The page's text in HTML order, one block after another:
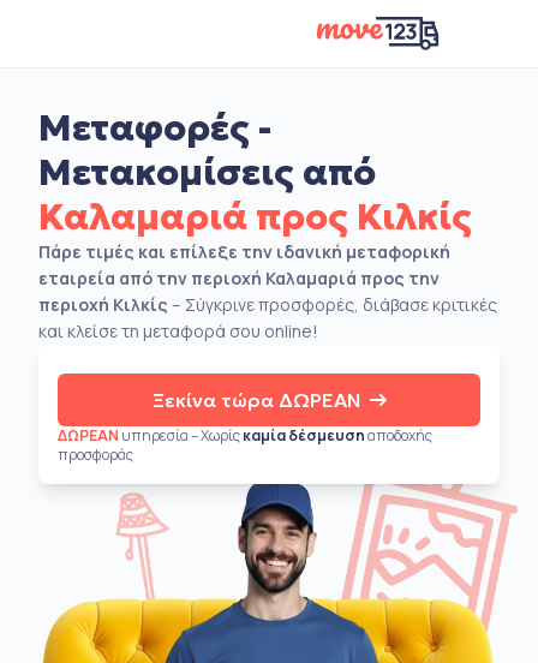
Μεταφορές -
Μετακομίσεις από
Καλαμαριά προς Κιλκίς
Πάρε τιμές και επίλεξε την ιδανική μεταφορική
εταιρεία από την περιοχή Καλαμαριά προς την
περιοχή Κιλκίς – Σύγκρινε προσφορές, διάβασε κριτικές
και κλείσε τη μεταφορά σου online!
Ξεκίνα τώρα ΔΩΡΕΑΝ
ΔΩΡΕΑΝ υπηρεσία – Χωρίςκαμία δέσμευσηαποδοχής
προσφοράς